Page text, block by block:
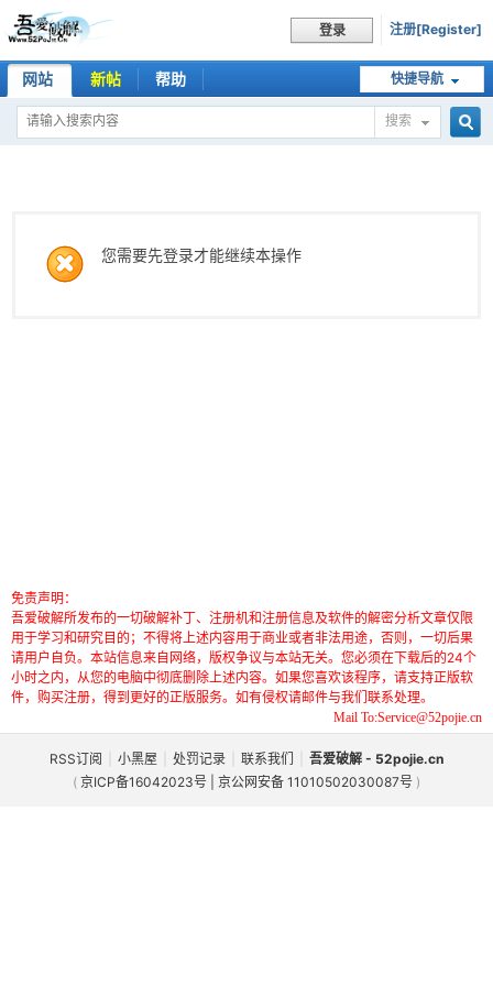
登录 注册[Register]
快捷导航
网站 新帖 帮助
搜索
您需要先登录才能继续本操作
免责声明：
吾爱破解所发布的一切破解补丁、注册机和注册信息及软件的解密分析文章仅限
用于学习和研究目的；不得将上述内容用于商业或者非法用途，否则，一切后果
请用户自负。本站信息来自网络，版权争议与本站无关。您必须在下载后的24个
小时之内，从您的电脑中彻底删除上述内容。如果您喜欢该程序，请支持正版软
件，购买注册，得到更好的正版服务。如有侵权请邮件与我们联系处理。
Mail To:Service@52pojie.cn
RSS订阅 小黑屋 处罚记录 联系我们
吾爱破解 - 52pojie.cn
( 京ICP备16042023号 | 京公网安备 11010502030087号 )